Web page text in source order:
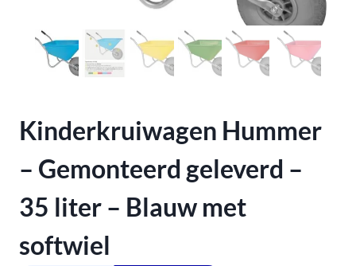
Kinderkruiwagen Hummer
– Gemonteerd geleverd –
35 liter – Blauw met
softwiel